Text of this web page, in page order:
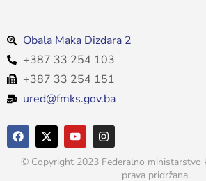
Obala Maka Dizdara 2
+387 33 254 103
+387 33 254 151
ured@fmks.gov.ba
© Copyright 2023 Federalno ministarstvo
prava pridržana.